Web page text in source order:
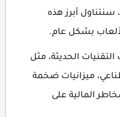
أبرز هذه
بشكل عام.
الحديثة، مثل
ميزانيات ضخمة
المالية على